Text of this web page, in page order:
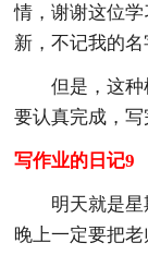
情，谢谢这位
新，不记我的名
但是，这
要认真完成，写
写作业的日记9
明天就是
晚上一定要把老